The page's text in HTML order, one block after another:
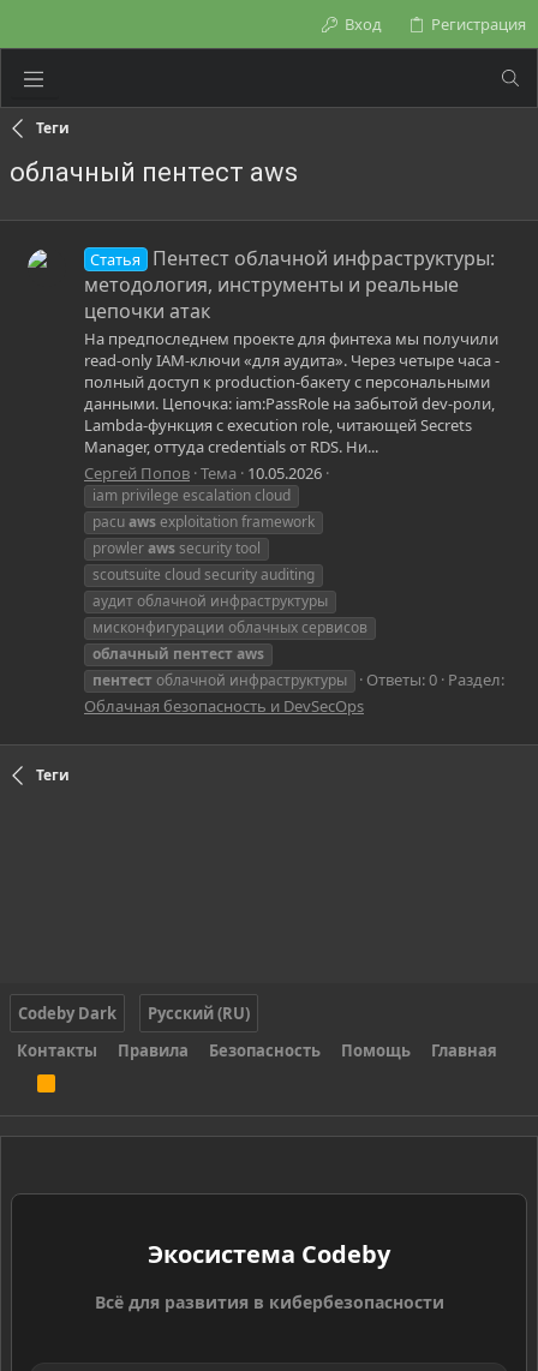
Вход Регистрация
Теги
облачный пентест aws
Статья
Пентест облачной инфраструктуры:
методология, инструменты и реальные
цепочки атак
На предпоследнем проекте для финтеха мы получили
read-only IAM-ключи «для аудита». Через четыре часа -
полный доступ к production-бакету с персональными
данными. Цепочка: iam:PassRole на забытой dev-роли,
Lambda-функция с execution role, читающей Secrets
Manager, оттуда credentials от RDS. Ни...
Сергей Попов Тема 10.05.2026
iam privilege escalation cloud
pacuawsexploitation framework
prowlerawssecurity tool
scoutsuite cloud security auditing
аудит облачной инфраструктуры
мисконфигурации облачных сервисов
облачный пентестaws
пентестоблачной инфраструктуры Ответы: 0 Раздел:
Облачная безопасность и DevSecOps
Теги
Codeby Dark
Русский (RU)
Контакты
Правила Безопасность Помощь Главная
S
Экосистема Codeby
Всё для развития в кибербезопасности